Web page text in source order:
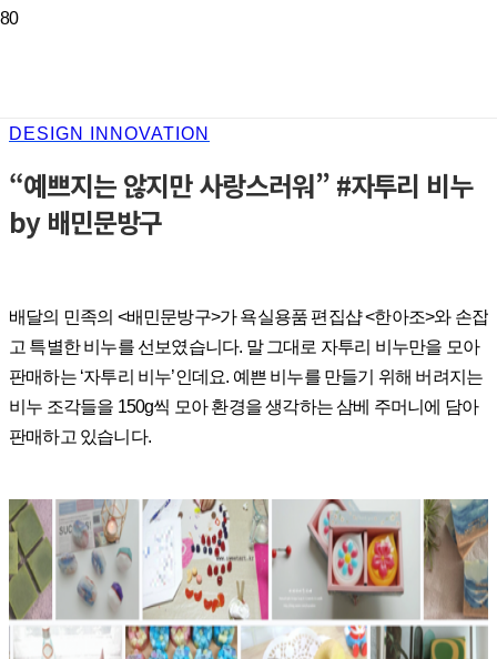
DESIGN INNOVATION
“예쁘지는 않지만 사랑스러워” #자투리 비누
by 배민문방구
배달의 민족의 <배민문방구>가 욕실용품 편집샵 <한아조>와 손잡
고 특별한 비누를 선보였습니다. 말 그대로 자투리 비누만을 모아
판매하는 ‘자투리 비누’인데요. 예쁜 비누를 만들기 위해 버려지는
비누 조각들을 150g씩 모아 환경을 생각하는 삼베 주머니에 담아
판매하고 있습니다.